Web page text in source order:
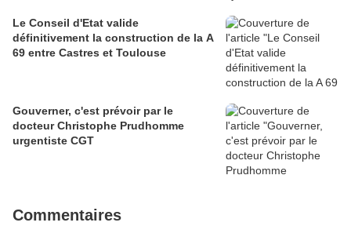
Le Conseil d'Etat valide
définitivement la construction de la A
69 entre Castres et Toulouse
Gouverner, c'est prévoir par le
docteur Christophe Prudhomme
urgentiste CGT
Commentaires